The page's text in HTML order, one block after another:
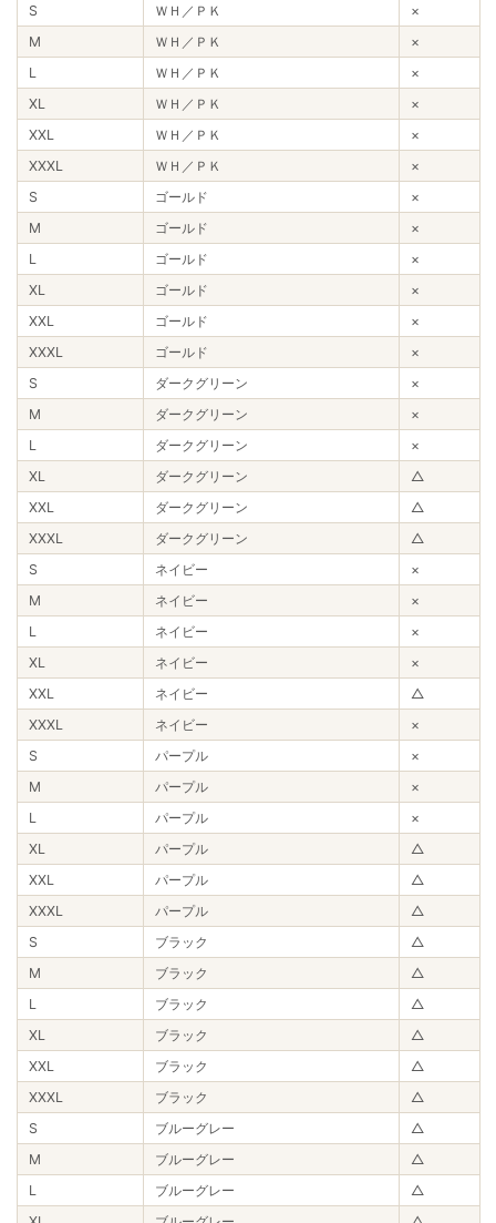
S
ＷＨ／ＰＫ
×
M
ＷＨ／ＰＫ
×
L
ＷＨ／ＰＫ
×
XL
ＷＨ／ＰＫ
×
XXL
ＷＨ／ＰＫ
×
XXXL
ＷＨ／ＰＫ
×
S
ゴールド
×
M
ゴールド
×
L
ゴールド
×
XL
ゴールド
×
XXL
ゴールド
×
XXXL
ゴールド
×
S
ダークグリーン
×
M
ダークグリーン
×
L
ダークグリーン
×
XL
ダークグリーン
△
XXL
ダークグリーン
△
XXXL
ダークグリーン
△
S
ネイビー
×
M
ネイビー
×
L
ネイビー
×
XL
ネイビー
×
XXL
ネイビー
△
XXXL
ネイビー
×
S
パープル
×
M
パープル
×
L
パープル
×
XL
パープル
△
XXL
パープル
△
XXXL
パープル
△
S
ブラック
△
M
ブラック
△
L
ブラック
△
XL
ブラック
△
XXL
ブラック
△
XXXL
ブラック
△
S
ブルーグレー
△
M
ブルーグレー
△
L
ブルーグレー
△